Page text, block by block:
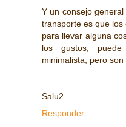
Y un consejo
transporte es que
para llevar alguna
los gustos,
minimalista, pero son
Salu2
Responder